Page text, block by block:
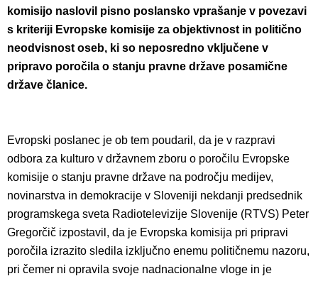
komisijo naslovil pisno poslansko vprašanje v povezavi
s kriteriji Evropske komisije za objektivnost in politično
neodvisnost oseb, ki so neposredno vključene v
pripravo poročila o stanju pravne države posamične
države članice.
Evropski poslanec je ob tem poudaril, da je v razpravi
odbora za kulturo v državnem zboru o poročilu Evropske
komisije o stanju pravne države na področju medijev,
novinarstva in demokracije v Sloveniji nekdanji predsednik
programskega sveta Radiotelevizije Slovenije (RTVS) Peter
Gregorčič izpostavil, da je Evropska komisija pri pripravi
poročila izrazito sledila izključno enemu političnemu nazoru,
pri čemer ni opravila svoje nadnacionalne vloge in je